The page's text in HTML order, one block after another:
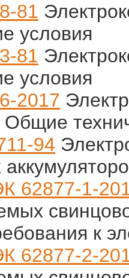
81
условия
81
условия
2017
94
62877-1-
к
62877-2-